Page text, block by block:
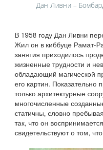
Дан Ливни –
В 1958 году Дан Ливни
Жил он в киббуце Рамат-
занятия приходилось
жизненные трудности и
обладающий магической
его картин.
только архитектурные
многочисленные
статичны, словно
так, что он
свидетельствуют о том,